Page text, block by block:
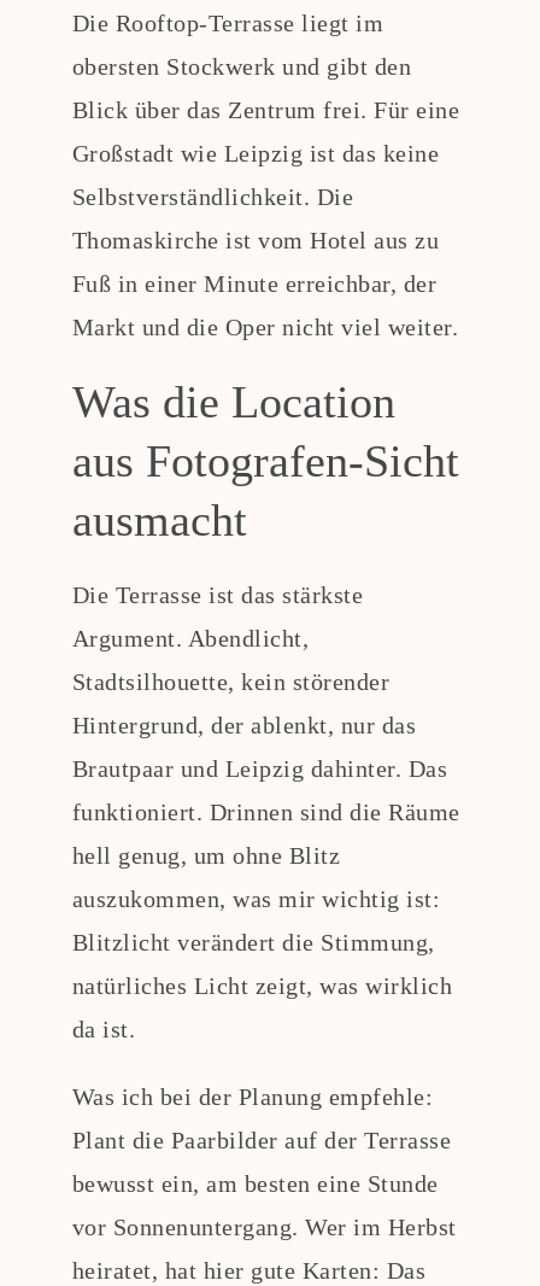
Die Rooftop-Terrasse liegt im
obersten Stockwerk und gibt den
Blick über das Zentrum frei. Für eine
Großstadt wie Leipzig ist das keine
Selbstverständlichkeit. Die
Thomaskirche ist vom Hotel aus zu
Fuß in einer Minute erreichbar, der
Markt und die Oper nicht viel weiter.
Was die Location
aus Fotografen-Sicht
ausmacht
Die Terrasse ist das stärkste
Argument. Abendlicht,
Stadtsilhouette, kein störender
Hintergrund, der ablenkt, nur das
Brautpaar und Leipzig dahinter. Das
funktioniert. Drinnen sind die Räume
hell genug, um ohne Blitz
auszukommen, was mir wichtig ist:
Blitzlicht verändert die Stimmung,
natürliches Licht zeigt, was wirklich
da ist.
Was ich bei der Planung empfehle:
Plant die Paarbilder auf der Terrasse
bewusst ein, am besten eine Stunde
vor Sonnenuntergang. Wer im Herbst
heiratet, hat hier gute Karten: Das